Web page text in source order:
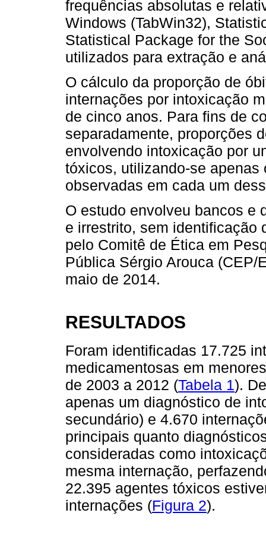
frequências absolutas e
Windows (TabWin32),
Statistical Package for the
utilizados para extração e
O cálculo da proporção de
internações por intoxicação
de cinco anos. Para fins de
separadamente, proporções
envolvendo intoxicação por
tóxicos, utilizando-se
observadas em cada um
O estudo envolveu bancos e
e irrestrito, sem identificação
pelo Comitê de Ética em
Pública Sérgio Arouca (CEP/
maio de 2014.
RESULTADOS
Foram identificadas 17.725
medicamentosas em
de 2003 a 2012 (Tabela 1).
apenas um diagnóstico de
secundário) e 4.670
principais quanto
consideradas como
mesma internação,
22.395 agentes tóxicos
internações (Figura 2).